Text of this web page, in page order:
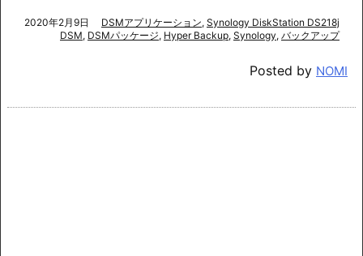
2020年2月9日 DSMアプリケーション, Synology DiskStation DS218j
DSM, DSMパッケージ, Hyper Backup, Synology, バックアップ
Posted by NOMI